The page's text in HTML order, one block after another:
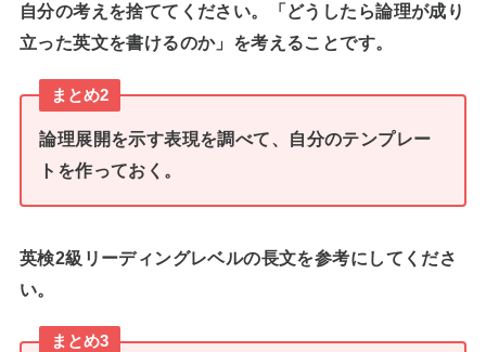
自分の考えを捨ててください。「どうしたら論理が成り
立った英文を書けるのか」を考えることです。
まとめ2
論理展開を示す表現を調べて、自分のテンプレー
トを作っておく。
英検2級リーディングレベルの長文を参考にしてくださ
い。
まとめ3